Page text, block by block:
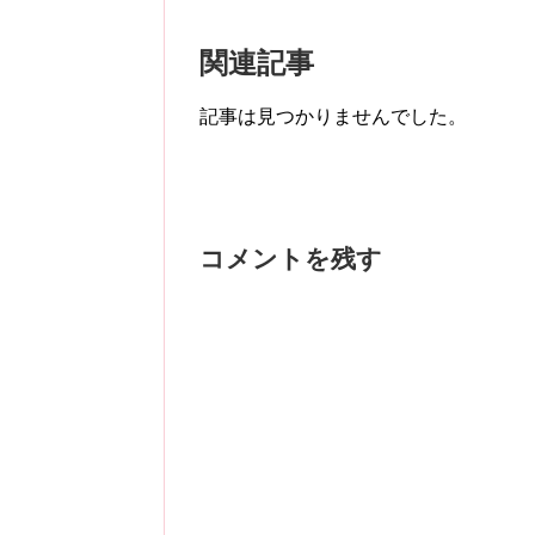
関連記事
記事は見つかりませんでした。
コメントを残す